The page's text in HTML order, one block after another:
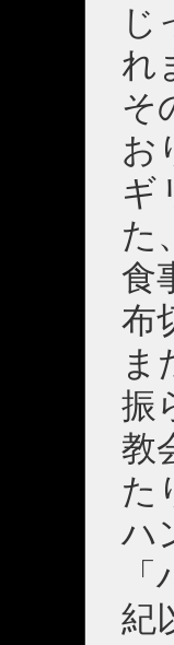
じ
れ
そ
お
ギ
た
食
布
ま
振
教
た
ハ
紀